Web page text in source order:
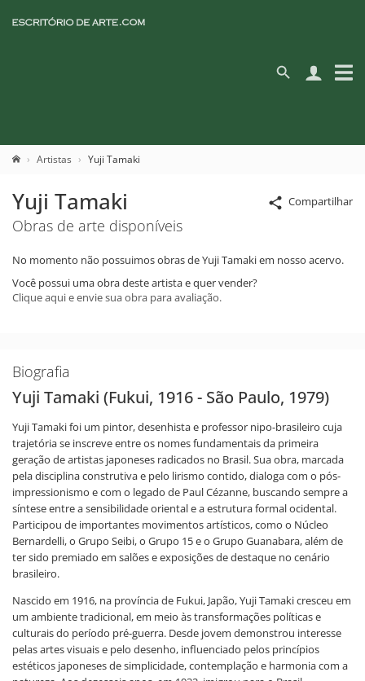
Artistas Yuji Tamaki
Compartilhar
Yuji Tamaki
Obras de arte disponíveis
No momento não possuimos obras de Yuji Tamaki em nosso acervo.
Você possui uma obra deste artista e quer vender?
Clique aqui e envie sua obra para avaliação.
Biografia
Yuji Tamaki (Fukui, 1916 - São Paulo, 1979)
Yuji Tamaki foi um pintor, desenhista e professor nipo-brasileiro cuja
trajetória se inscreve entre os nomes fundamentais da primeira
geração de artistas japoneses radicados no Brasil. Sua obra, marcada
pela disciplina construtiva e pelo lirismo contido, dialoga com o pós-
impressionismo e com o legado de Paul Cézanne, buscando sempre a
síntese entre a sensibilidade oriental e a estrutura formal ocidental.
Participou de importantes movimentos artísticos, como o Núcleo
Bernardelli, o Grupo Seibi, o Grupo 15 e o Grupo Guanabara, além de
ter sido premiado em salões e exposições de destaque no cenário
brasileiro.
Nascido em 1916, na província de Fukui, Japão, Yuji Tamaki cresceu em
um ambiente tradicional, em meio às transformações políticas e
culturais do período pré-guerra. Desde jovem demonstrou interesse
pelas artes visuais e pelo desenho, influenciado pelos princípios
estéticos japoneses de simplicidade, contemplação e harmonia com a